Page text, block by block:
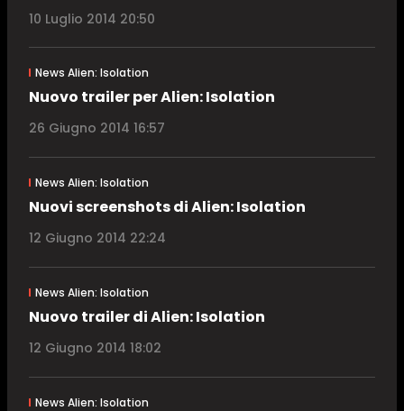
10 Luglio 2014 20:50
News Alien: Isolation
Nuovo trailer per Alien: Isolation
26 Giugno 2014 16:57
News Alien: Isolation
Nuovi screenshots di Alien: Isolation
12 Giugno 2014 22:24
News Alien: Isolation
Nuovo trailer di Alien: Isolation
12 Giugno 2014 18:02
News Alien: Isolation